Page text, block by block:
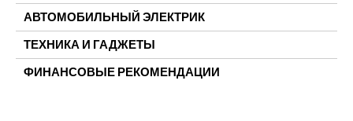
АВТОМОБИЛЬНЫЙ ЭЛЕКТРИК
ТЕХНИКА И ГАДЖЕТЫ
ФИНАНСОВЫЕ РЕКОМЕНДАЦИИ